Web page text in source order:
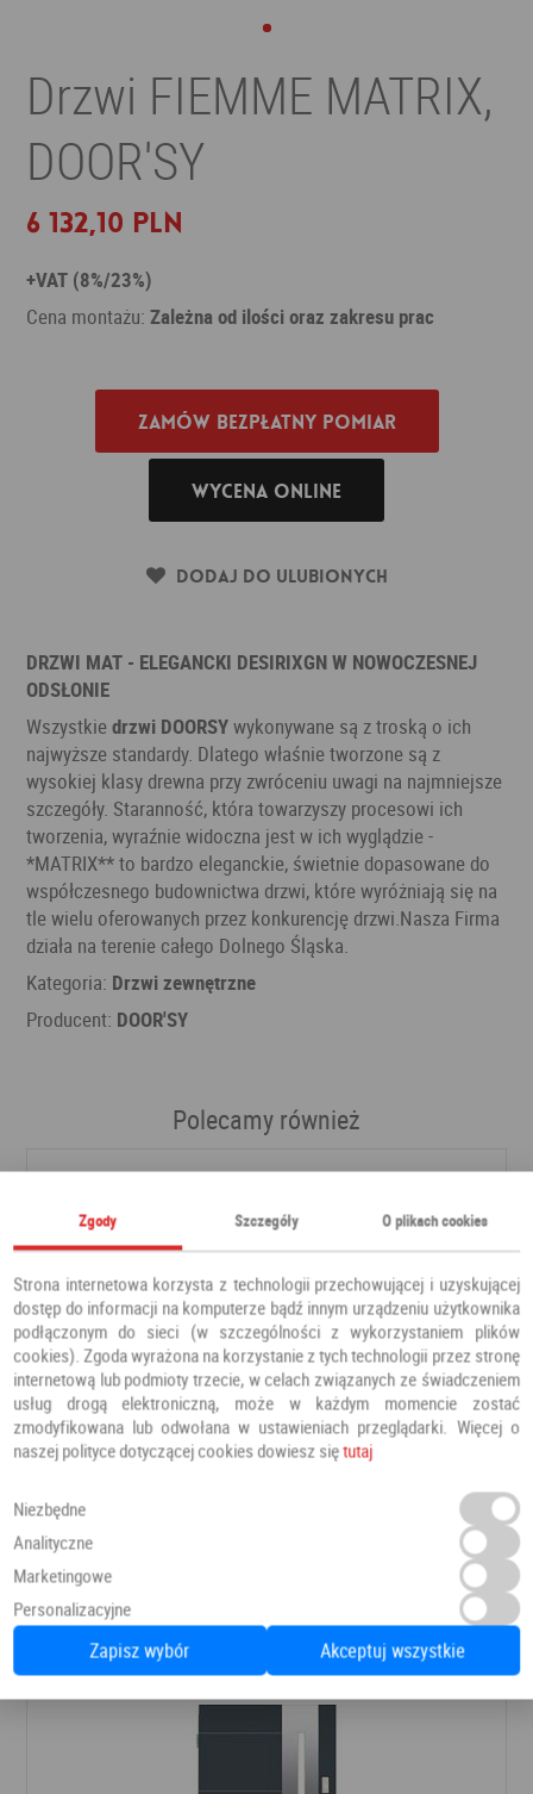
Drzwi FIEMME MATRIX,
DOOR'SY
6 132,10 PLN
+VAT (8%/23%)
Cena montażu:Zależna od ilości oraz zakresu prac
Zamów bezpłatny pomiar
Wycena online
Dodaj do ulubionych
DRZWI MAT - ELEGANCKI DESIRIXGN W NOWOCZESNEJ
ODSŁONIE
Wszystkiedrzwi DOORSYwykonywane są z troską o ich
najwyższe standardy. Dlatego właśnie tworzone są z
wysokiej klasy drewna przy zwróceniu uwagi na najmniejsze
szczegóły. Staranność, która towarzyszy procesowi ich
tworzenia, wyraźnie widoczna jest w ich wyglądzie -
*MATRIX** to bardzo eleganckie, świetnie dopasowane do
współczesnego budownictwa drzwi, które wyróżniają się na
tle wielu oferowanych przez konkurencję drzwi.Nasza Firma
działa na terenie całego Dolnego Śląska.
Kategoria: Drzwi zewnętrzne
Producent: DOOR'SY
Polecamy również
8 366,00 PLN
Dodaj do ulubionych
Zgody Szczegóły O plikach cookies
Strona internetowa korzysta z technologii przechowującej i uzyskującej
dostęp do informacji na komputerze bądź innym urządzeniu użytkownika
podłączonym do sieci (w szczególności z wykorzystaniem plików
cookies). Zgoda wyrażona na korzystanie z tych technologii przez stronę
internetową lub podmioty trzecie, w celach związanych ze świadczeniem
usług drogą elektroniczną, może w każdym momencie zostać
zmodyfikowana lub odwołana w ustawieniach przeglądarki. Więcej o
naszej polityce dotyczącej cookies dowiesz siętutaj
Niezbędne
Analityczne
Marketingowe
Personalizacyjne
Zapisz wybór Akceptuj wszystkie